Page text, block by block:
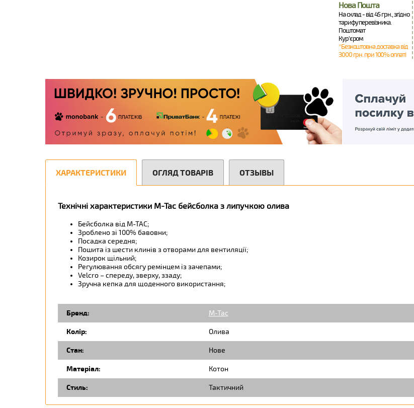
Нова Пошта
На склад - від 45 грн., згідно
тарифу перевізника.
Поштомат
Кур'єром
*Безкоштовна доставка від
3000 грн. при 100% оплаті
ХАРАКТЕРИСТИКИ
Технічні характеристики M-Tac бейсболка з липучкою олива
Бейсболка від М-ТАС;
Зроблено зі 100% бавовни;
Посадка середня;
Пошита із шести клинів з отворами для вентиляції;
Козирок щільний;
Регулювання обсягу ремінцем із зачепами;
Velcro – спереду, зверху, ззаду;
Зручна кепка для щоденного використання;
Бренд: M-Tac
Колір: Олива
Стан: Нове
Матеріал: Котон
Стиль: Тактичний
ОГЛЯД ТОВАРІВ ОТЗЫВЫ